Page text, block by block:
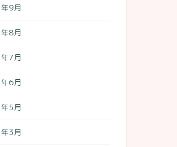
9月
8月
7月
6月
5月
3月